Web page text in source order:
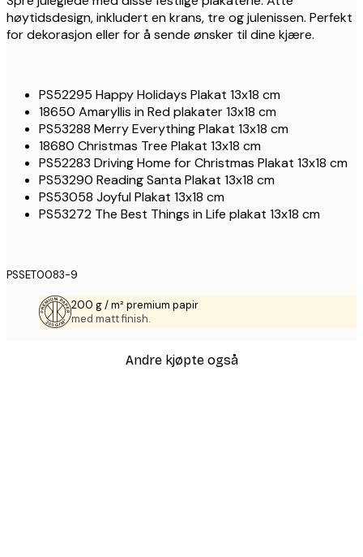
høytidsdesign, inkludert en krans, tre og julenissen. Perfekt
for dekorasjon eller for å sende ønsker til dine kjære.
PS52295 Happy Holidays Plakat 13x18 cm
18650 Amaryllis in Red plakater 13x18 cm
PS53288 Merry Everything Plakat 13x18 cm
18680 Christmas Tree Plakat 13x18 cm
PS52283 Driving Home for Christmas Plakat 13x18 cm
PS53290 Reading Santa Plakat 13x18 cm
PS53058 Joyful Plakat 13x18 cm
PS53272 The Best Things in Life plakat 13x18 cm
PSSET0083-9
200 g / m² premium papir
med matt finish.
Andre kjøpte også